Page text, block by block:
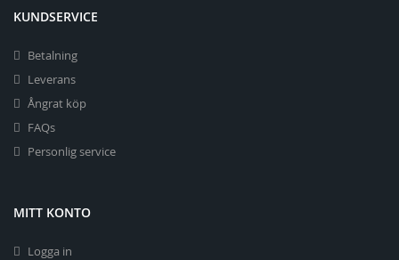
KUNDSERVICE
Betalning
Leverans
Ångrat köp
FAQs
Personlig service
MITT KONTO
Logga in